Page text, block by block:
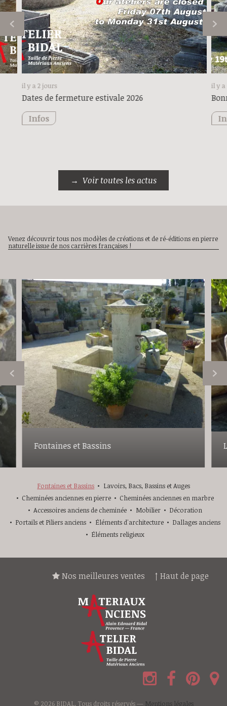
il y a 2 jours
Dates de fermeture estivale 2026
Infos
il y a
Voir toutes les actus
Venez découvrir tous nos modèles de créations et de ré-éditions en pierre
naturelle issue de nos carrières françaises !
Fontaines et Bassins
Fontaines et Bassins
Lavoirs, Bacs, Bassins et Auges
Cheminées anciennes en pierre
Cheminées anciennes en marbre
Accessoires anciens de cheminée
Mobilier
Décoration
Portails et Piliers anciens
Éléments d'architecture
Dallages anciens
Éléments religieux
↑ Haut de page
Nos meilleures ventes
© 2026 BIDAL, Tous droits réservés — Mentions légales